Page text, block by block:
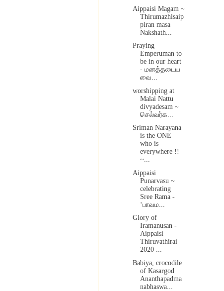
Aippaisi Magam ~
Thirumazhisaip
piran masa
Nakshath...
Praying
Emperuman to
be in our heart
- மனத்தடைய
வை...
worshipping at
Malai Nattu
divyadesam ~
செல்வர்க...
Sriman Narayana
is the ONE
who is
everywhere !!
~...
Aippaisi
Punarvasu ~
celebrating
Sree Rama -
‘பாவம...
Glory of
Iramanusan -
Aippaisi
Thiruvathirai
2020 ...
Babiya, crocodile
of Kasargod
Ananthapadma
nabhaswa...